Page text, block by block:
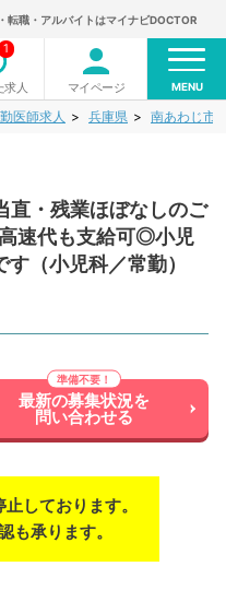
転職・アルバイトはマイナビDOCTOR
求人
1
マイページ MENU
医師求人 兵庫県 南あわじ市
直・残業ほぼなしのご
速代も支給可◎小児
（小児科／常勤）
最新の募集状況を
問い合わせる
しております。
も承ります。